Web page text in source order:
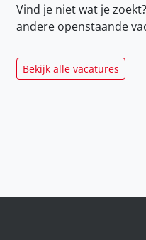
Vind je niet wat je
andere openstaande
Bekijk alle vacatures